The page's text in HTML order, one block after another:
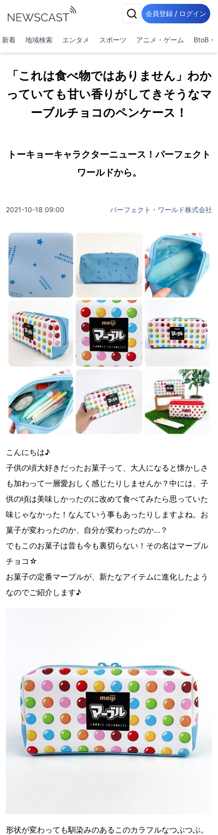
会員登録 / ログイン
新着 地域検索 エンタメ スポーツ アニメ・ゲーム BtoB・
「これは食べ物ではありません」わか
っていても甘い香りがしてきそうなマ
ーブルチョコのペンケース！
トーキョーキャラクターニュース！パーフェクト
ワールドから。
2021-10-18 09:00 パーフェクト・ワールド株式会社
こんにちは♪
子供の頃大好きだったお菓子って、大人になると懐かしさ
も加わって一層愛おしく感じたりしませんか？中には、子
供の頃は美味しかったのに改めて食べてみたら思っていた
味じゃなかった！なんていう事もあったりしますよね。お
菓子が変わったのか、自分が変わったのか…？
でもこのお菓子は昔も今も裏切らない！その名はマーブル
チョコ☆
お菓子の定番マーブルが、新たなアイテムに進化したよう
なのでご紹介します♪
形状が変わっても馴染みのあるこのカラフルなつぶつぶ。